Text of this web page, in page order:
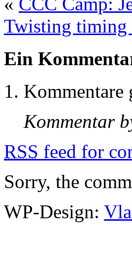
Twisting
Ein
Kommentare
Kommentar
RSS feed for
Sorry, the
WP-Design: